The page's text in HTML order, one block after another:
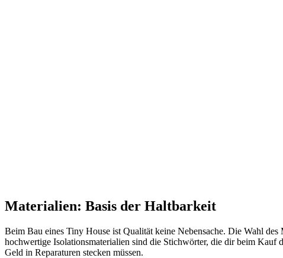
Materialien: Basis der Haltbarkeit
Beim Bau eines Tiny House ist Qualität keine Nebensache. Die Wahl
hochwertige Isolationsmaterialien sind die Stichwörter, die dir beim Kauf
Geld in Reparaturen stecken müssen.